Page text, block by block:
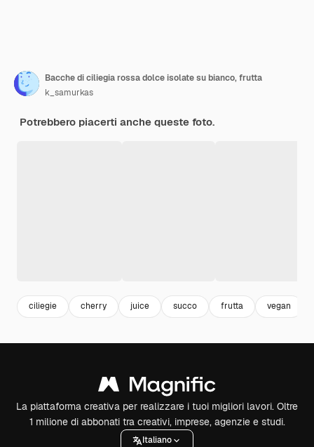
Bacche di ciliegia rossa dolce isolate su bianco, frutta
k_samurkas
Potrebbero piacerti anche queste foto.
ciliegie cherry juice succo frutta vegan
La piattaforma creativa per realizzare i tuoi migliori lavori. Oltre
1 milione di abbonati tra creativi, imprese, agenzie e studi.
Italiano